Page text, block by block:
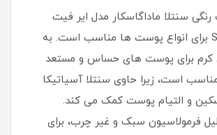
سنتلا ماداگاسکار مدل ایر فیت
پلاس Skin 1004 برای انواع پوست ها مناسب است. به
کرم برای پوست های حساس و مستعد
است، زیرا حاوی سنتلا آسیاتیکا
و التیام پوست کمک می کند.
فرمولاسیون سبک و غیر چرب، برای